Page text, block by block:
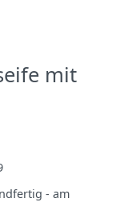
mit
- am